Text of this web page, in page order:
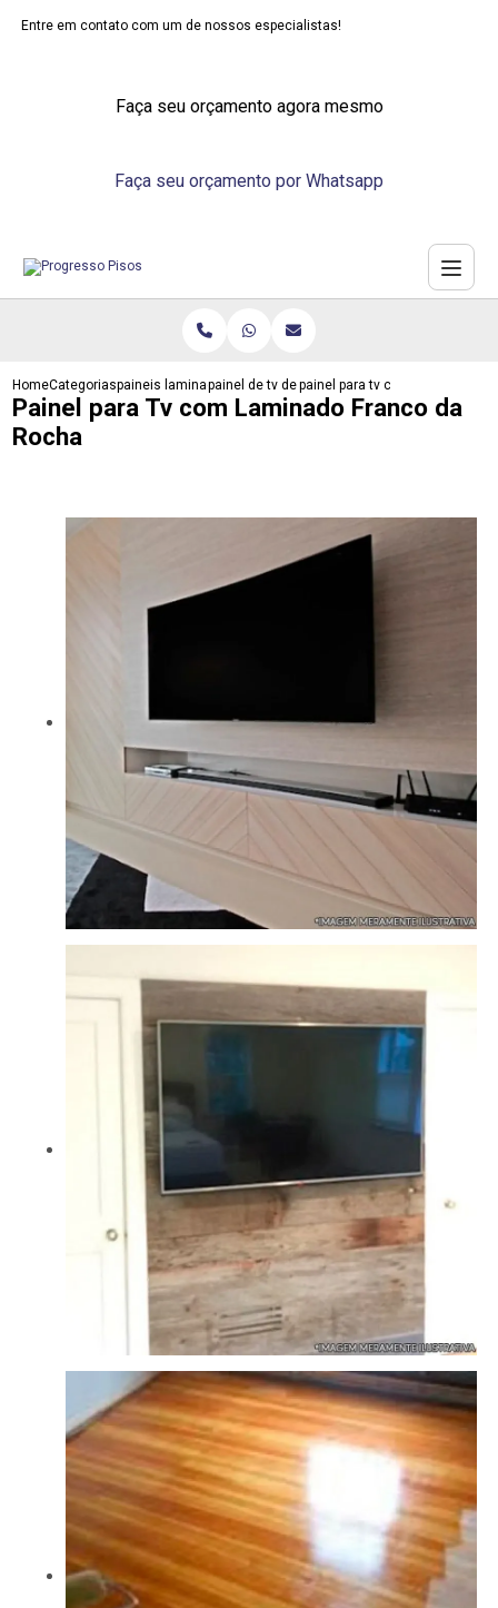
Entre em contato com um de nossos especialistas!
Faça seu orçamento agora mesmo
Faça seu orçamento por Whatsapp
HomeCategoriaspaineis laminadospainel de tv de laminadopainel para tv com laminado
Painel para Tv com Laminado Franco da
Rocha